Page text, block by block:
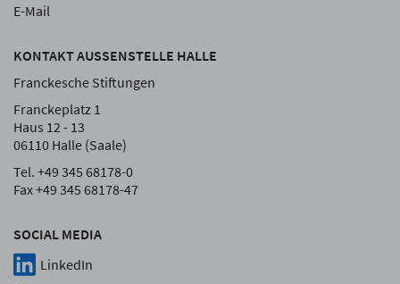
SOCIAL MEDIA
LinkedIn
E-Mail
KONTAKT AUSSENSTELLE HALLE
Franckesche Stiftungen
Franckeplatz 1
Haus 12 - 13
06110 Halle (Saale)
Tel. +49 345 68178-0
Fax +49 345 68178-47